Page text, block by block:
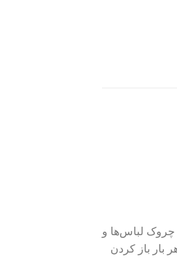
چروک لباس‌ها و
دهید و با هر بار باز کردن